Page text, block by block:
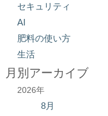
セキュリティ
AI
肥料の使い方
生活
月別アーカイブ
2026年
8月